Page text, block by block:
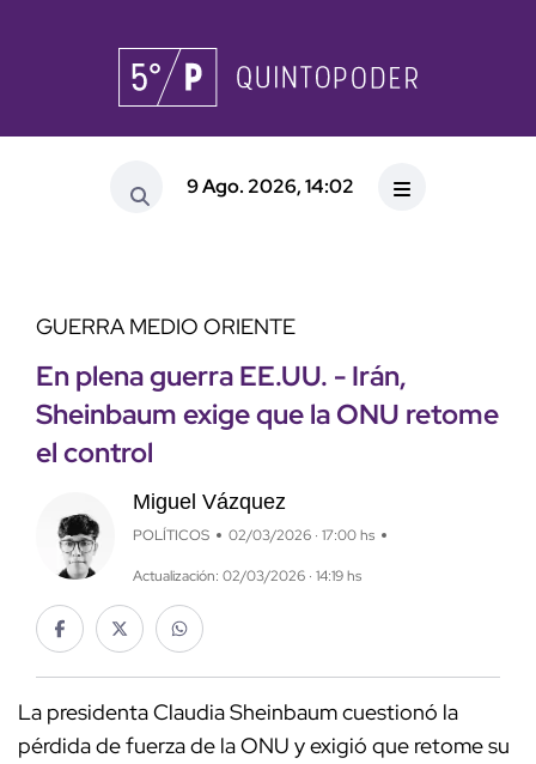
9 Ago. 2026, 14:02
GUERRA MEDIO ORIENTE
En plena guerra EE.UU. - Irán,
Sheinbaum exige que la ONU retome
el control
Miguel Vázquez
POLÍTICOS 02/03/2026 · 17:00 hs
Actualización: 02/03/2026 · 14:19 hs
La presidenta Claudia Sheinbaum cuestionó la
pérdida de fuerza de la ONU y exigió que retome su